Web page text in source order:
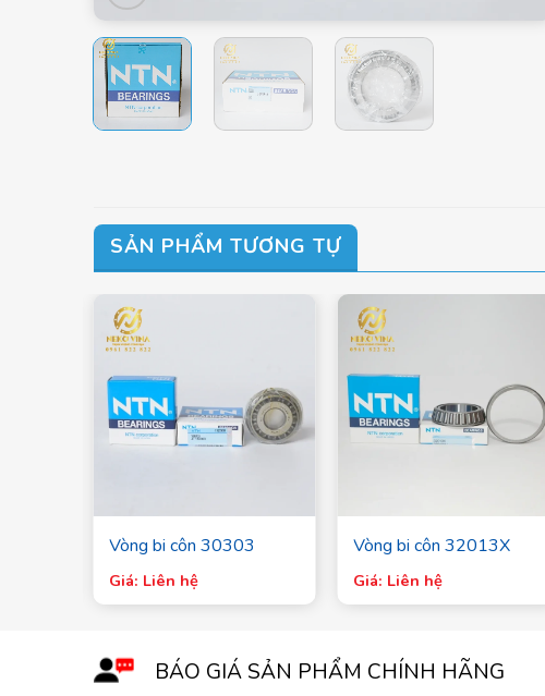
SẢN PHẨM TƯƠNG TỰ
Vòng bi côn 30303
Giá: Liên hệ
Vòng bi côn 32013X
Giá: Liên hệ
BÁO GIÁ SẢN PHẨM CHÍNH HÃNG